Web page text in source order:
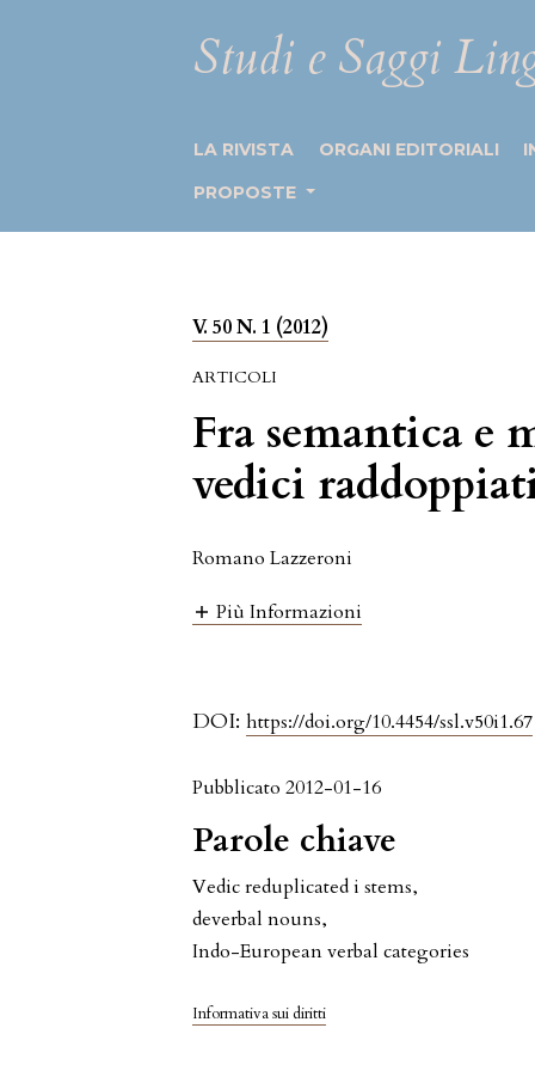
Studi e Saggi
LA RIVISTA ORGANI EDITORIALI
PROPOSTE
V. 50 N. 1 (2012)
ARTICOLI
Fra semantica e
vedici
Romano Lazzeroni
Più Informazioni
DOI:https://doi.org/10.4454/ssl.v50i1.67
Pubblicato 2012-01-16
Parole chiave
Vedic reduplicated i stems,
deverbal nouns,
Indo-European verbal categories
Informativa sui diritti